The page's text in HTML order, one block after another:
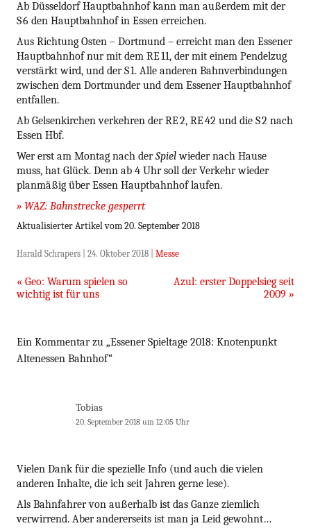
Ab Düsseldorf Hauptbahnhof kann man außerdem mit der
S 6 den Hauptbahnhof in Essen erreichen.
Aus Richtung Osten – Dortmund – erreicht man den Essener
Hauptbahnhof nur mit dem RE 11, der mit einem Pendelzug
verstärkt wird, und der S 1. Alle anderen Bahnverbindungen
zwischen dem Dortmunder und dem Essener Hauptbahnhof
entfallen.
Ab Gelsenkirchen verkehren der RE 2, RE 42 und die S 2 nach
Essen Hbf.
Wer erst am Montag nach derSpielwieder nach Hause
muss, hat Glück. Denn ab 4 Uhr soll der Verkehr wieder
planmäßig über Essen Hauptbahnhof laufen.
» WAZ: Bahnstrecke gesperrt
Aktualisierter Artikel vom 20. September 2018
Harald Schrapers 24. Oktober 2018 Messe
Beitragsnavigation
« Geo: Warum spielen so
wichtig ist für uns
Azul: erster Doppelsieg seit
2009 »
Ein Kommentar zu „Essener Spieltage 2018: Knotenpunkt
Altenessen Bahnhof“
Tobias
20. September 2018 um 12:05 Uhr
Vielen Dank für die spezielle Info (und auch die vielen
anderen Inhalte, die ich seit Jahren gerne lese).
Als Bahnfahrer von außerhalb ist das Ganze ziemlich
verwirrend. Aber andererseits ist man ja Leid gewohnt…